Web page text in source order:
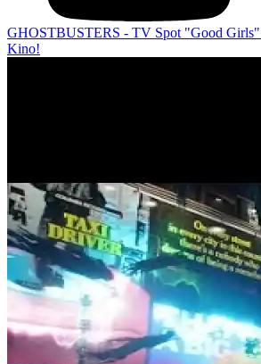
GHOSTBUSTERS - TV Spot "Good
Kino!